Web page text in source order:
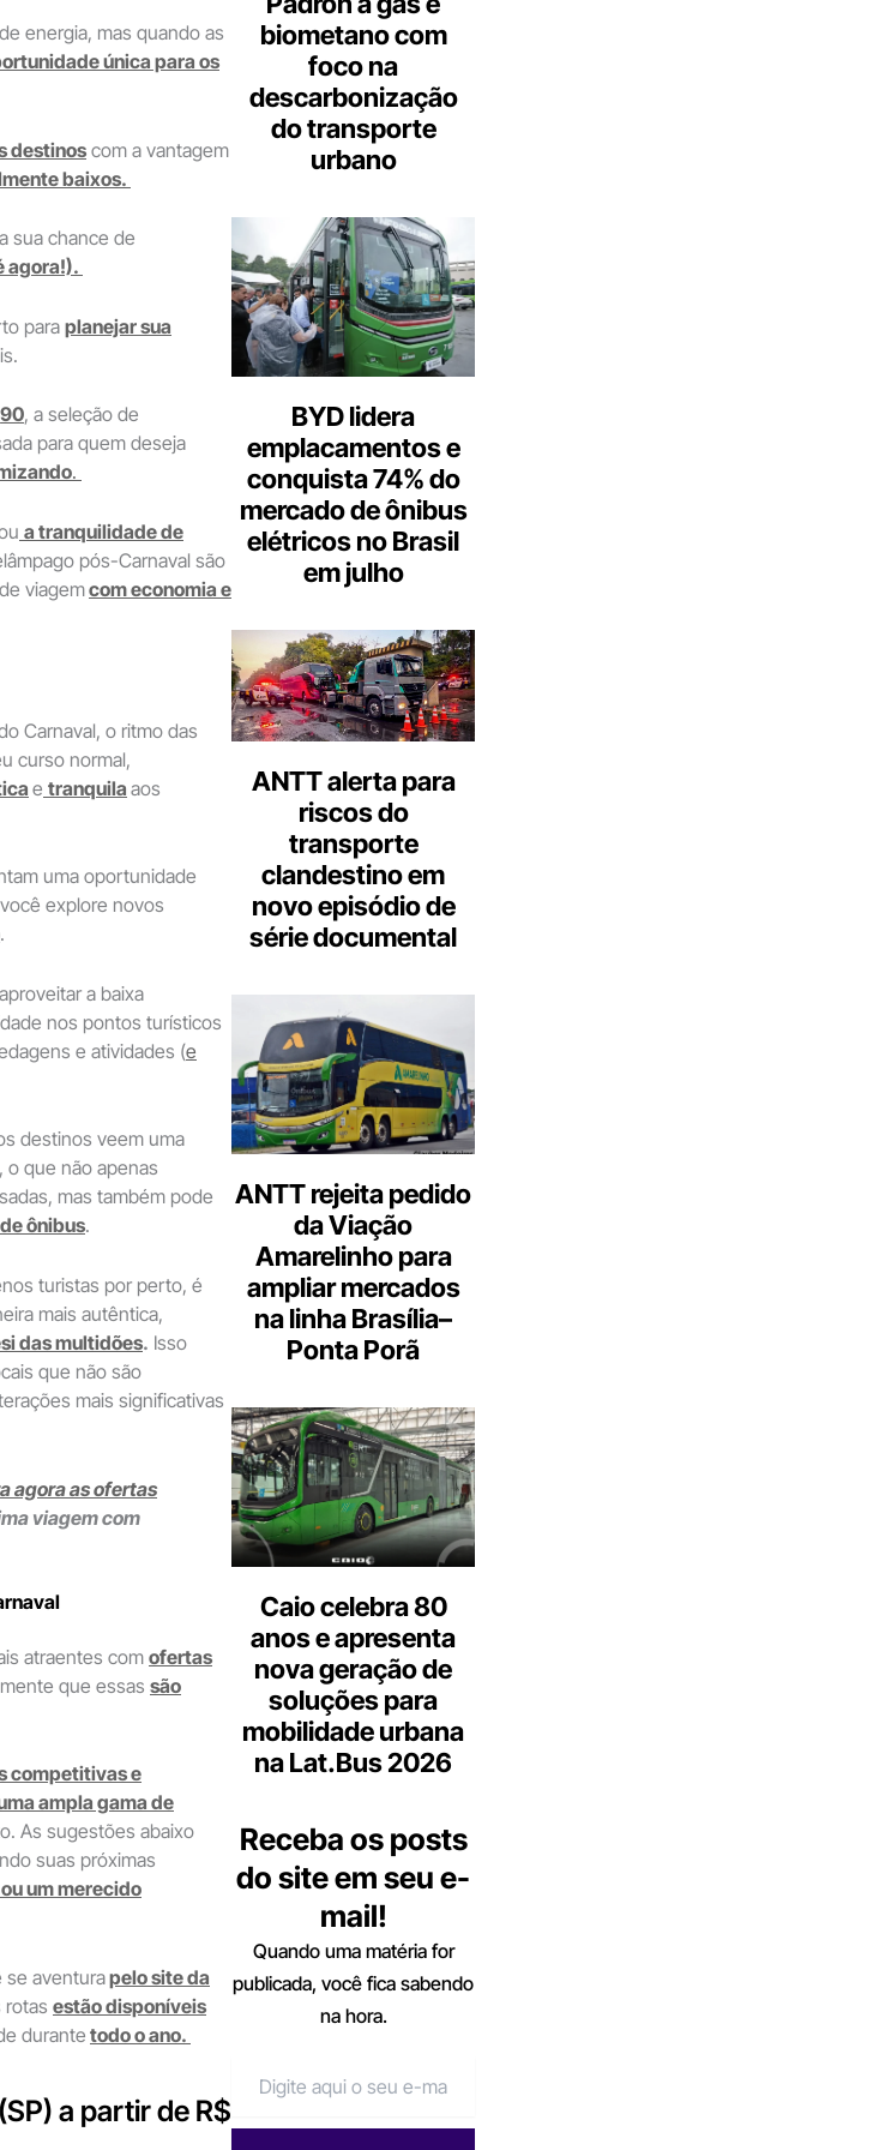
energia, mas quando as
única para os
destinos com a vantagem
baixos.
sua chance de
agora!).
para planejar sua
, a seleção de
para quem deseja
.
a tranquilidade de
pós-Carnaval são
viagemcom economia e
Carnaval, o ritmo das
curso normal,
e tranquila aos
uma oportunidade
explore novos
.
a baixa
nos pontos turísticos
e atividades (e
destinos veem uma
o que não apenas
mas também pode
ônibus.
turistas por perto, é
mais autêntica,
das multidões. Isso
que não são
mais significativas
agora as ofertas
viagem com
atraentes com ofertas
que essas são
competitivas e
ampla gama de
As sugestões abaixo
suas próximas
um merecido
se aventurapelo site da
rotas estão disponíveis
durante todo o ano.
a partir de R$
biometano com
foco na
descarbonização
do transporte
urbano
BYD lidera
emplacamentos e
conquista 74% do
mercado de ônibus
elétricos no Brasil
em julho
ANTT alerta para
riscos do
transporte
clandestino em
novo episódio de
série documental
ANTT rejeita pedido
da Viação
Amarelinho para
ampliar mercados
na linha Brasília–
Ponta Porã
Caio celebra 80
anos e apresenta
nova geração de
soluções para
mobilidade urbana
na Lat.Bus 2026
Receba os posts
do site em seu e-
mail!
Quando uma matéria for
publicada, você fica sabendo
na hora.